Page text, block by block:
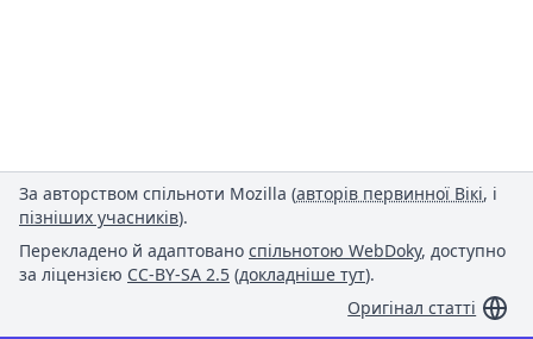
За авторством спільноти Mozilla (авторів первинної Вікі, і
пізніших учасників).
Перекладено й адаптовано спільнотою WebDoky, доступно
за ліцензією CC-BY-SA 2.5 (докладніше тут).
Оригінал статті